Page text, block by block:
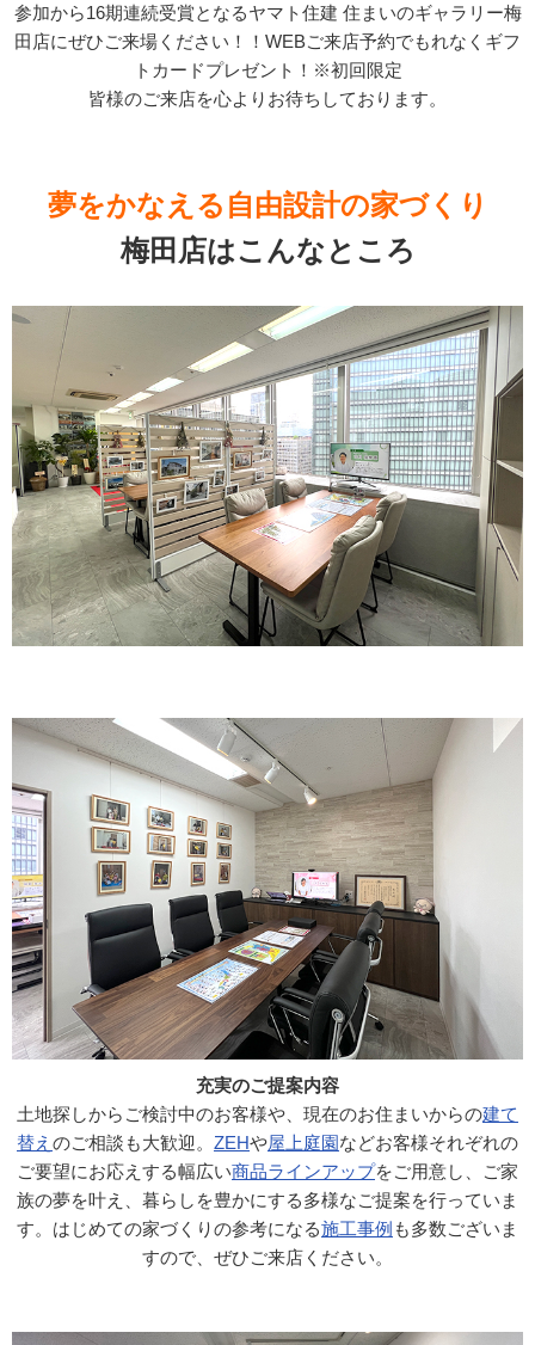
参加から16期連続受賞となるヤマト住建 住まいのギャラリー梅
田店にぜひご来場ください！！WEBご来店予約でもれなくギフ
トカードプレゼント！※初回限定
皆様のご来店を心よりお待ちしております。
夢をかなえる自由設計の家づくり
梅田店はこんなところ
充実のご提案内容
土地探しからご検討中のお客様や、現在のお住まいからの建て
替え のご相談も大歓迎。 ZEHや屋上庭園などお客様それぞれの
ご要望にお応えする幅広い商品ラインアップをご用意し、ご家
族の夢を叶え、暮らしを豊かにする多様なご提案を行っていま
す。はじめての家づくりの参考になる施工事例 も多数ございま
すので、ぜひご来店ください。